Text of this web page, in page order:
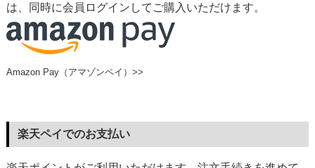
は、同時に会員ログインしてご購入いただけます。
Amazon Pay（アマゾンペイ）>>
楽天ペイでのお支払い